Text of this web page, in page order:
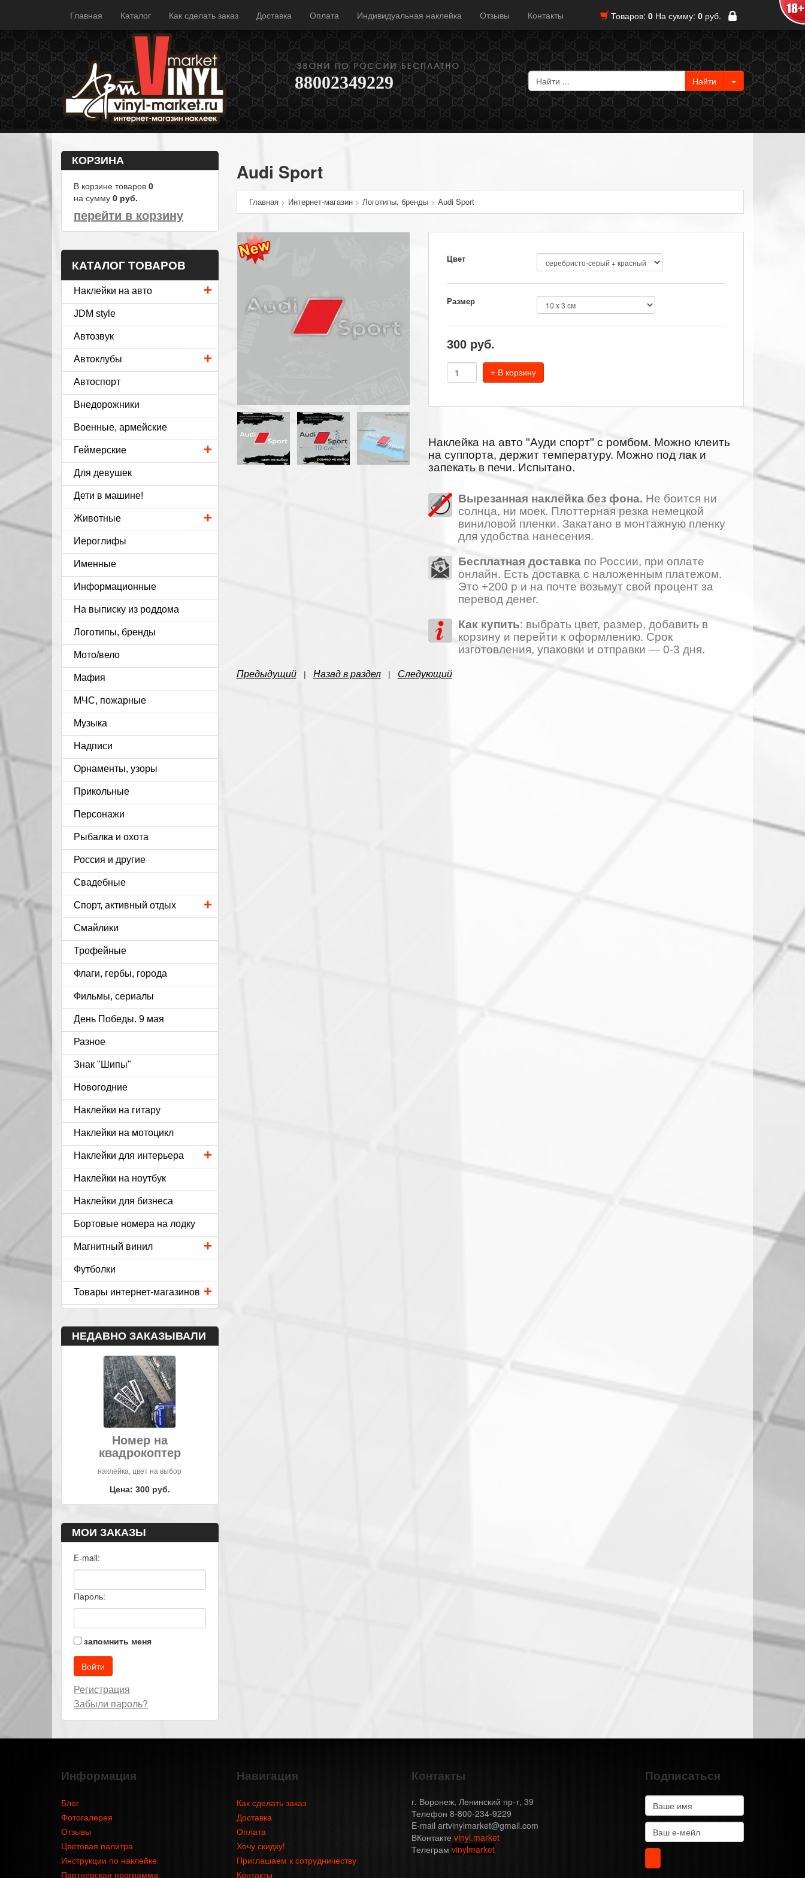
Товаров: 0 На сумму: 0 руб.
Главная Каталог Как сделать заказ Доставка Оплата Индивидуальная наклейка Отзывы Контакты
88002349229
Audi Sport
Главная> Интернет-магазин> Логотипы, бренды> Audi Sport
Цвет
Размер
300руб.
+ В корзину
Наклейка на авто "Ауди спорт" с ромбом. Можно клеить
на суппорта, держит температуру. Можно под лак и
запекать в печи. Испытано.
Вырезанная наклейка без фона. Не боится ни
солнца, ни моек. Плоттерная резка немецкой
виниловой пленки. Закатано в монтажную пленку
для удобства нанесения.
Бесплатная доставка по России, при оплате
онлайн. Есть доставка с наложенным платежом.
Это +200 р и на почте возьмут свой процент за
перевод денег.
Как купить: выбрать цвет, размер, добавить в
корзину и перейти к оформлению. Срок
изготовления, упаковки и отправки — 0-3 дня.
Предыдущий| Назад в раздел| Следующий
КОРЗИНА
В корзине товаров 0
на сумму 0 руб.
перейти в корзину
КАТАЛОГ ТОВАРОВ
+
Наклейки на авто
JDM style
Автозвук
+
Автоклубы
Автоспорт
Внедорожники
Военные, армейские
+
Геймерские
Для девушек
Дети в машине!
+
Животные
Иероглифы
Именные
Информационные
На выписку из роддома
Логотипы, бренды
Мото/вело
Мафия
МЧС, пожарные
Музыка
Надписи
Орнаменты, узоры
Прикольные
Персонажи
Рыбалка и охота
Россия и другие
Свадебные
+
Спорт, активный отдых
Смайлики
Трофейные
Флаги, гербы, города
Фильмы, сериалы
День Победы. 9 мая
Разное
Знак "Шипы"
Новогодние
Наклейки на гитару
Наклейки на мотоцикл
+
Наклейки для интерьера
Наклейки на ноутбук
Наклейки для бизнеса
Бортовые номера на лодку
+
Магнитный винил
Футболки
+
Товары интернет-магазинов
НЕДАВНО ЗАКАЗЫВАЛИ
Номер на
квадрокоптер
наклейка, цвет на выбор
Цена: 300 руб.
МОИ ЗАКАЗЫ
E-mail:
Пароль:
запомнить меня
Регистрация
Забыли пароль?
Информация
Блог
Фотогалерея
Отзывы
Цветовая палитра
Инструкции по наклейке
Партнерская программа
Навигация
Как сделать заказ
Доставка
Оплата
Хочу скидку!
Приглашаем к сотрудничеству
Контакты
Контакты
г. Воронеж, Ленинский пр-т, 39
Телефон 8-800-234-9229
E-mail artvinylmarket@gmail.com
ВКонтакте vinyl.market
Телеграм vinylmarket
Подписаться